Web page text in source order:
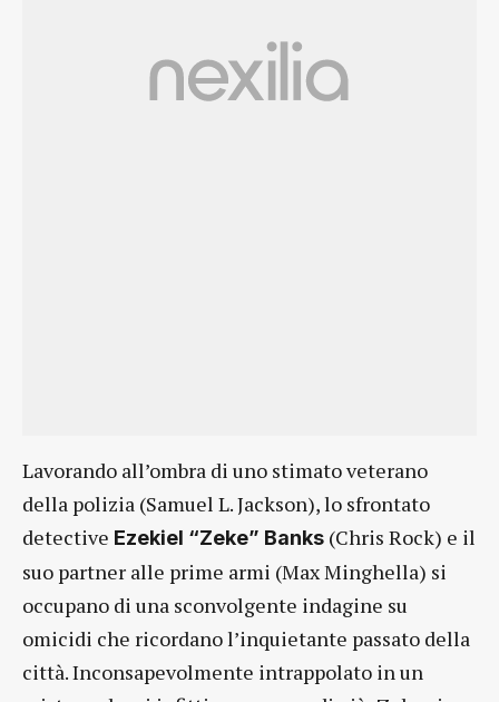
Lavorando all’ombra di uno stimato veterano
della polizia (Samuel L. Jackson), lo sfrontato
detective Ezekiel “Zeke” Banks (Chris Rock) e il
suo partner alle prime armi (Max Minghella) si
occupano di una sconvolgente indagine su
omicidi che ricordano l’inquietante passato della
città. Inconsapevolmente intrappolato in un